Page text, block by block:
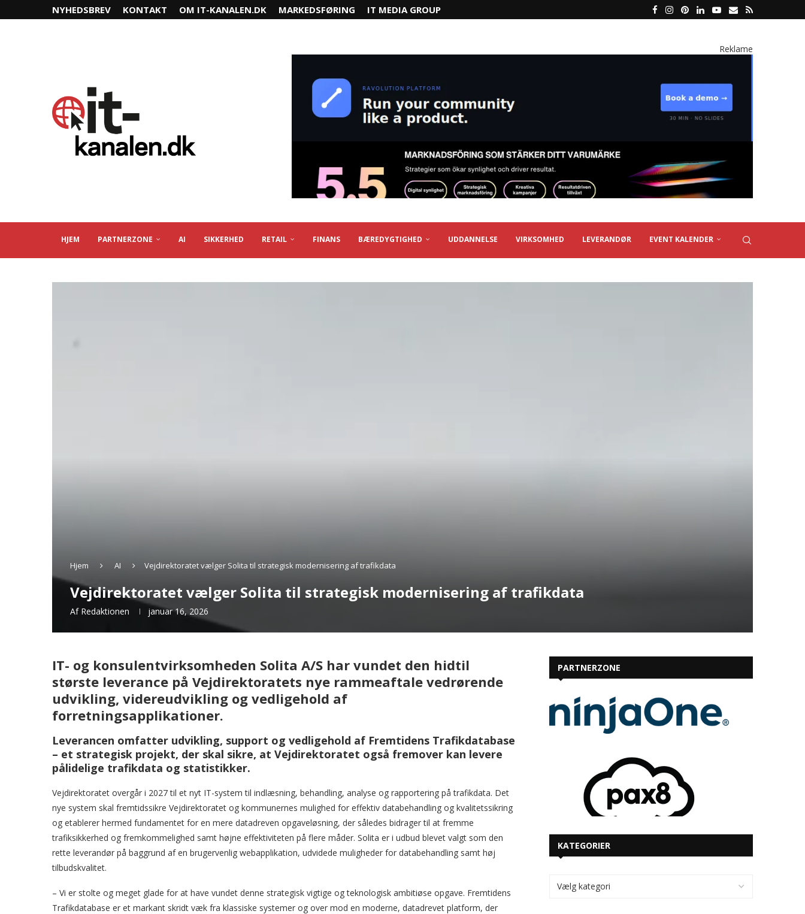
NYHEDSBREV KONTAKT OM IT-KANALEN.DK MARKEDSFØRING IT MEDIA GROUP
Reklame
HJEM PARTNERZONE AI SIKKERHED RETAIL FINANS BÆREDYGTIGHED UDDANNELSE VIRKSOMHED LEVERANDØR EVENT KALENDER
Hjem AI Vejdirektoratet vælger Solita til strategisk modernisering af trafikdata
Vejdirektoratet vælger Solita til strategisk modernisering af trafikdata
Af Redaktionen januar 16, 2026
IT- og konsulentvirksomheden Solita A/S har vundet den hidtil
største leverance på Vejdirektoratets nye rammeaftale vedrørende
udvikling, videreudvikling og vedligehold af
forretningsapplikationer.
Leverancen omfatter udvikling, support og vedligehold af Fremtidens Trafikdatabase
– et strategisk projekt, der skal sikre, at Vejdirektoratet også fremover kan levere
pålidelige trafikdata og statistikker.
Vejdirektoratet overgår i 2027 til et nyt IT-system til indlæsning, behandling, analyse og rapportering på trafikdata. Det
nye system skal fremtidssikre Vejdirektoratet og kommunernes mulighed for effektiv databehandling og kvalitetssikring
og etablerer hermed fundamentet for en mere datadreven opgaveløsning, der således bidrager til at fremme
trafiksikkerhed og fremkommelighed samt højne effektiviteten på flere måder. Solita er i udbud blevet valgt som den
rette leverandør på baggrund af en brugervenlig webapplikation, udvidede muligheder for databehandling samt høj
tilbudskvalitet.
– Vi er stolte og meget glade for at have vundet denne strategisk vigtige og teknologisk ambitiøse opgave. Fremtidens
Trafikdatabase er et markant skridt væk fra klassiske systemer og over mod en moderne, datadrevet platform, der
PARTNERZONE
KATEGORIER